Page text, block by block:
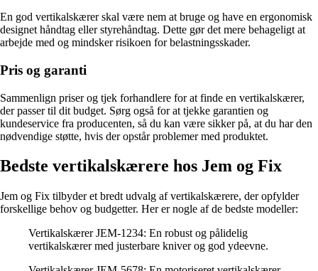
En god vertikalskærer skal være nem at bruge og have en ergonomisk
designet håndtag eller styrehåndtag. Dette gør det mere behageligt at
arbejde med og mindsker risikoen for belastningsskader.
Pris og garanti
Sammenlign priser og tjek forhandlere for at finde en vertikalskærer,
der passer til dit budget. Sørg også for at tjekke garantien og
kundeservice fra producenten, så du kan være sikker på, at du har den
nødvendige støtte, hvis der opstår problemer med produktet.
Bedste vertikalskærere hos Jem og Fix
Jem og Fix tilbyder et bredt udvalg af vertikalskærere, der opfylder
forskellige behov og budgetter. Her er nogle af de bedste modeller:
Vertikalskærer JEM-1234: En robust og pålidelig
vertikalskærer med justerbare kniver og god ydeevne.